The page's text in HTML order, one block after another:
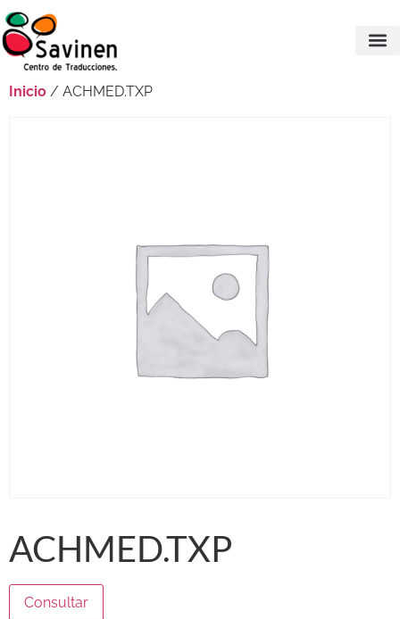
Inicio / ACHMED.TXP
ACHMED.TXP
Consultar